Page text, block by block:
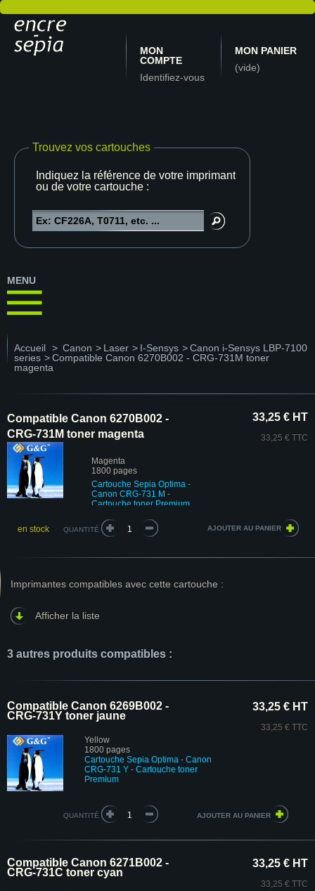
MON
COMPTE
Identifiez-vous
MON PANIER
(vide)
Trouvez vos cartouches
Indiquez la référence de votre imprimante
ou de votre cartouche :
MENU
Accueil > Canon > Laser > I-Sensys >Canon i-Sensys LBP-7100
series >Compatible Canon 6270B002 - CRG-731M toner
magenta
Compatible Canon 6270B002 -
CRG-731M toner magenta
Magenta
1800 pages
Cartouche Sepia Optima -
Canon CRG-731 M -
Cartouche toner Premium
33,25 € HT
33,25 € TTC
en stock QUANTITÉ
Imprimantes compatibles avec cette cartouche :
Afficher la liste
3 autres produits compatibles :
Compatible Canon 6269B002 -
CRG-731Y toner jaune
Yellow
1800 pages
Cartouche Sepia Optima - Canon
CRG-731 Y - Cartouche toner
Premium
33,25 € HT
33,25 € TTC
QUANTITÉ
Compatible Canon 6271B002 -
CRG-731C toner cyan
33,25 € HT
33,25 € TTC